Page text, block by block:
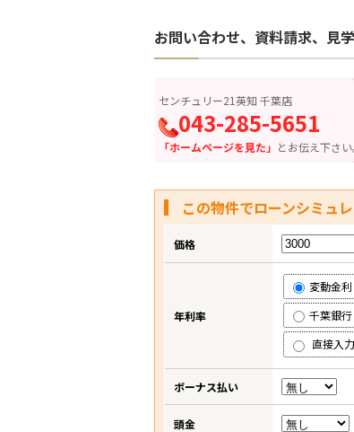
お問い合わせ、資料請求、見
センチュリー21英知 千葉店
043-285-5651
「ホームページを見た」 とお伝え下さ
この物件でローンシミュ
価格
年利率
変動金
千葉銀
直接入
ボーナス払い
頭金